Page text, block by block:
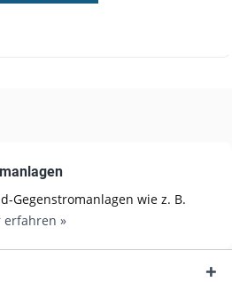
Gegenstromanlagen wie z. B.
erfahren »